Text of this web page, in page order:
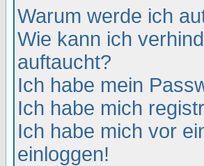
Warum werde ich
Wie kann ich
auftaucht?
Ich habe mein
Ich habe mich
Ich habe mich vor
einloggen!